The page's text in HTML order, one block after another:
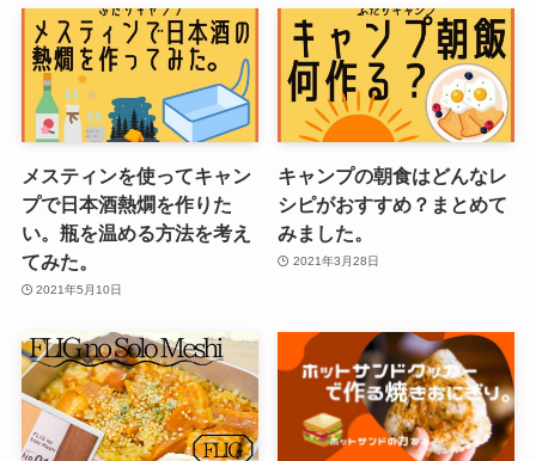
メスティンを使ってキャン
プで日本酒熱燗を作りた
い。瓶を温める方法を考え
てみた。
2021年5月10日
キャンプの朝食はどんなレ
シピがおすすめ？まとめて
みました。
2021年3月28日